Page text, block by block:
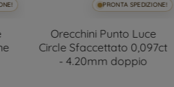
PRONTA SPEDIZIONE!
Orecchini Punto Luce
Circle Sfaccettato 0,097ct
- 4.20mm doppio